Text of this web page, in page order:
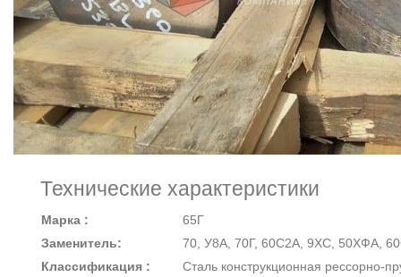
Технические характеристики
Марка :
65Г
Заменитель:
70, У8А, 70Г, 60С2А, 9ХС, 50ХФА,
Классификация :
Сталь конструкционная рессорно-